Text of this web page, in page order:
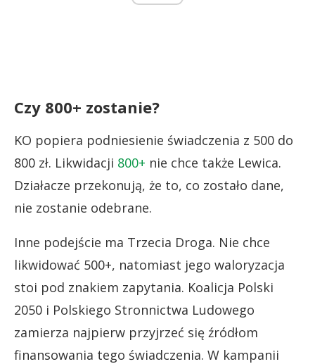
Czy 800+ zostanie?
KO popiera podniesienie świadczenia z 500 do
800 zł. Likwidacji 800+ nie chce także Lewica.
Działacze przekonują, że to, co zostało dane,
nie zostanie odebrane.
Inne podejście ma Trzecia Droga. Nie chce
likwidować 500+, natomiast jego waloryzacja
stoi pod znakiem zapytania. Koalicja Polski
2050 i Polskiego Stronnictwa Ludowego
zamierza najpierw przyjrzeć się źródłom
finansowania tego świadczenia. W kampanii